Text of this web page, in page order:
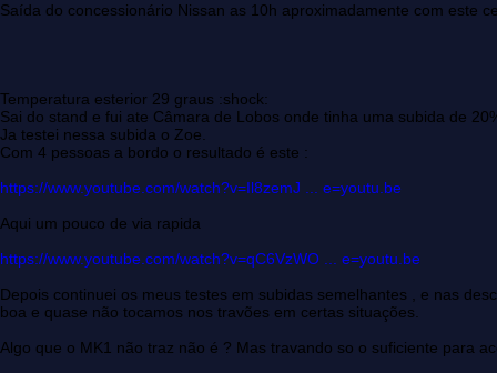
Saída do concessionário Nissan as 10h aproximadamente com este
Temperatura esterior 29 graus :shock:
Sai do stand e fui ate Câmara de Lobos onde tinha uma subida de
Ja testei nessa subida o Zoe.
Com 4 pessoas a bordo o resultado é este :
https://www.youtube.com/watch?v=Il8zemJ ... e=youtu.be
Aqui um pouco de via rapida
https://www.youtube.com/watch?v=qC6VzWO ... e=youtu.be
Depois continuei os meus testes em subidas semelhantes , e nas
boa e quase não tocamos nos travões em certas situações.
Algo que o MK1 não traz não é ? Mas travando so o suficiente para